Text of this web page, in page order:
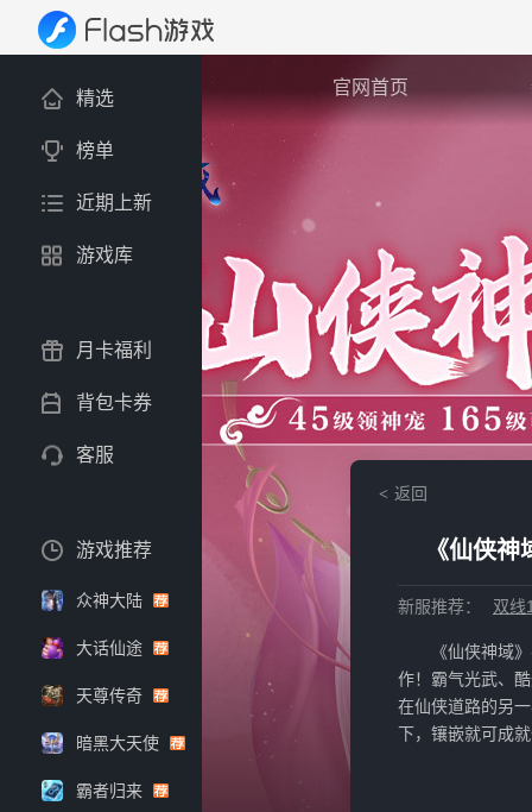
官网首页
返回
《仙侠
新服推荐： 双线
《仙侠神域
作！霸气光武、
在仙侠道路的另
下，镶嵌就可成
精选
榜单
近期上新
游戏库
月卡福利
背包卡券
客服
游戏推荐
众神大陆
大话仙途
天尊传奇
暗黑大天使
霸者归来